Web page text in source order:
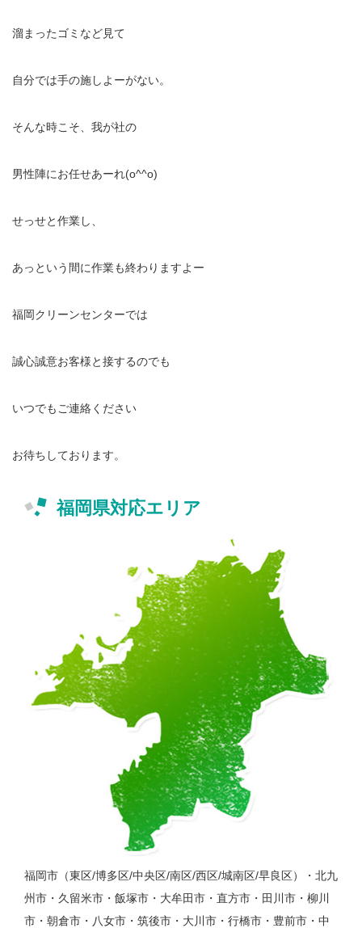
溜まったゴミなど見て
自分では手の施しよーがない。
そんな時こそ、我が社の
男性陣にお任せあーれ(o^^o)
せっせと作業し、
あっという間に作業も終わりますよー
福岡クリーンセンターでは
誠心誠意お客様と接するのでも
いつでもご連絡ください
お待ちしております。
福岡県対応エリア
福岡市（東区/博多区/中央区/南区/西区/城南区/早良区）・北九
州市・久留米市・飯塚市・大牟田市・直方市・田川市・柳川
市・朝倉市・八女市・筑後市・大川市・行橋市・豊前市・中